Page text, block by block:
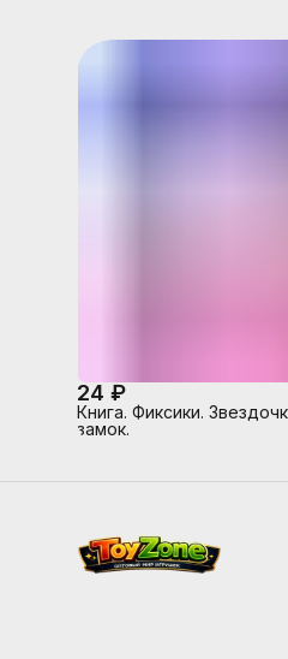
24 ₽
Книга. Фиксики.
замок.